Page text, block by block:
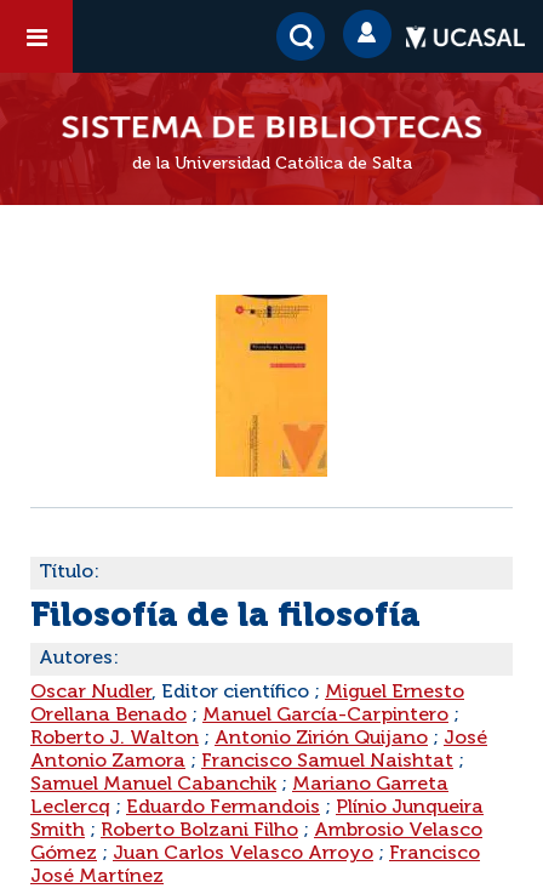
de la Universidad Católica de Salta
Título:
Filosofía de la filosofía
Autores:
Oscar Nudler, Editor científico ; Miguel Ernesto
Orellana Benado ; Manuel García-Carpintero ;
Roberto J. Walton ; Antonio Zirión Quijano ; José
Antonio Zamora ; Francisco Samuel Naishtat ;
Samuel Manuel Cabanchik ; Mariano Garreta
Leclercq ; Eduardo Fermandois ; Plínio Junqueira
Smith ; Roberto Bolzani Filho ; Ambrosio Velasco
Gómez ; Juan Carlos Velasco Arroyo ; Francisco
José Martínez